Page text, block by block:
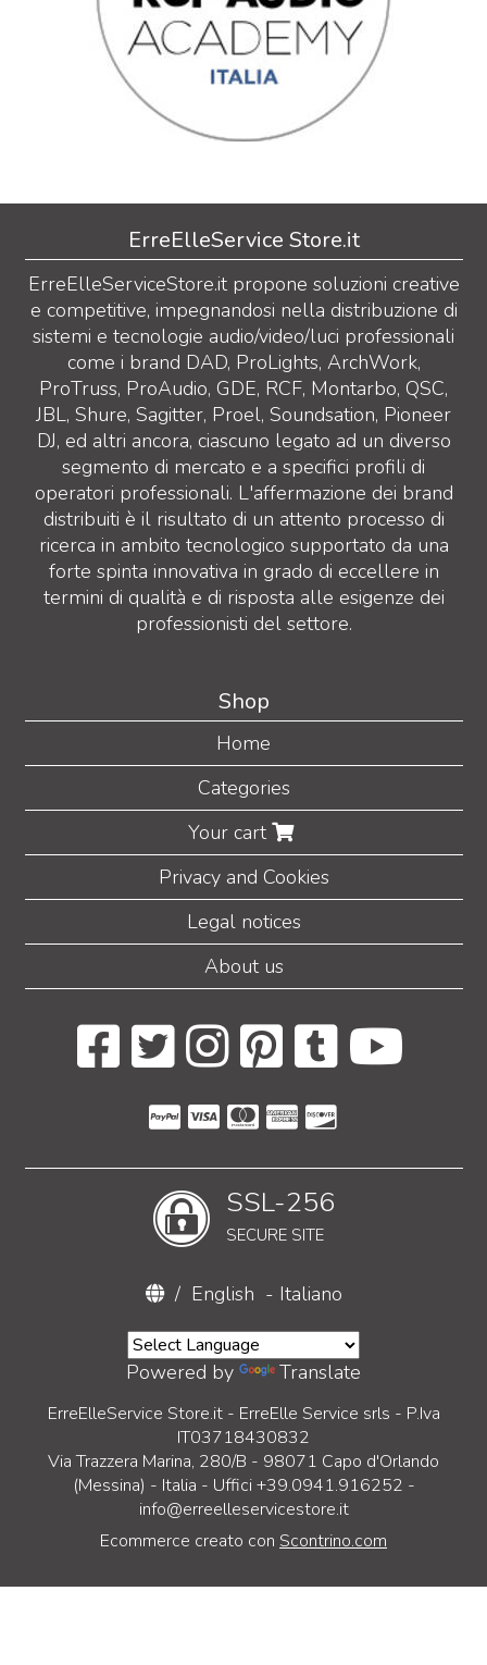
ErreElleService Store.it
ErreElleServiceStore.it propone soluzioni creative
e competitive, impegnandosi nella distribuzione di
sistemi e tecnologie audio/video/luci professionali
come i brand DAD, ProLights, ArchWork,
ProTruss, ProAudio, GDE, RCF, Montarbo, QSC,
JBL, Shure, Sagitter, Proel, Soundsation, Pioneer
DJ, ed altri ancora, ciascuno legato ad un diverso
segmento di mercato e a specifici profili di
operatori professionali. L'affermazione dei brand
distribuiti è il risultato di un attento processo di
ricerca in ambito tecnologico supportato da una
forte spinta innovativa in grado di eccellere in
termini di qualità e di risposta alle esigenze dei
professionisti del settore.
Shop
Home
Categories
Your cart
Privacy and Cookies
Legal notices
About us
SSL-256
SECURE SITE
/ English - Italiano
Powered by Translate
ErreElleService Store.it - ErreElle Service srls - P.Iva
IT03718430832
Via Trazzera Marina, 280/B - 98071 Capo d'Orlando
(Messina) - Italia - Uffici +39.0941.916252 -
info@erreelleservicestore.it
Ecommerce creato con Scontrino.com